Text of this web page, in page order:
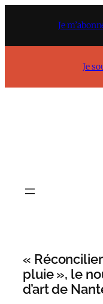
Je
Je
«
pluie », le
d’art de